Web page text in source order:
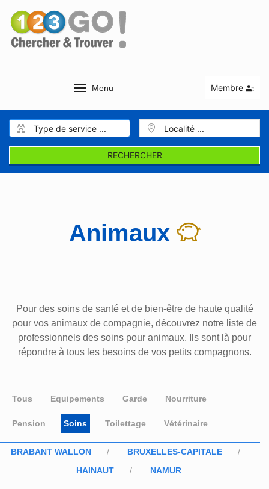
Menu Membre
RECHERCHER
Animaux
Pour des soins de santé et de bien-être de haute qualité
pour vos animaux de compagnie, découvrez notre liste de
professionnels des soins pour animaux. Ils sont là pour
répondre à tous les besoins de vos petits compagnons.
Tous Equipements Garde Nourriture
Pension Soins Toilettage Vétérinaire
BRABANT WALLON
BRUXELLES-CAPITALE
HAINAUT
NAMUR